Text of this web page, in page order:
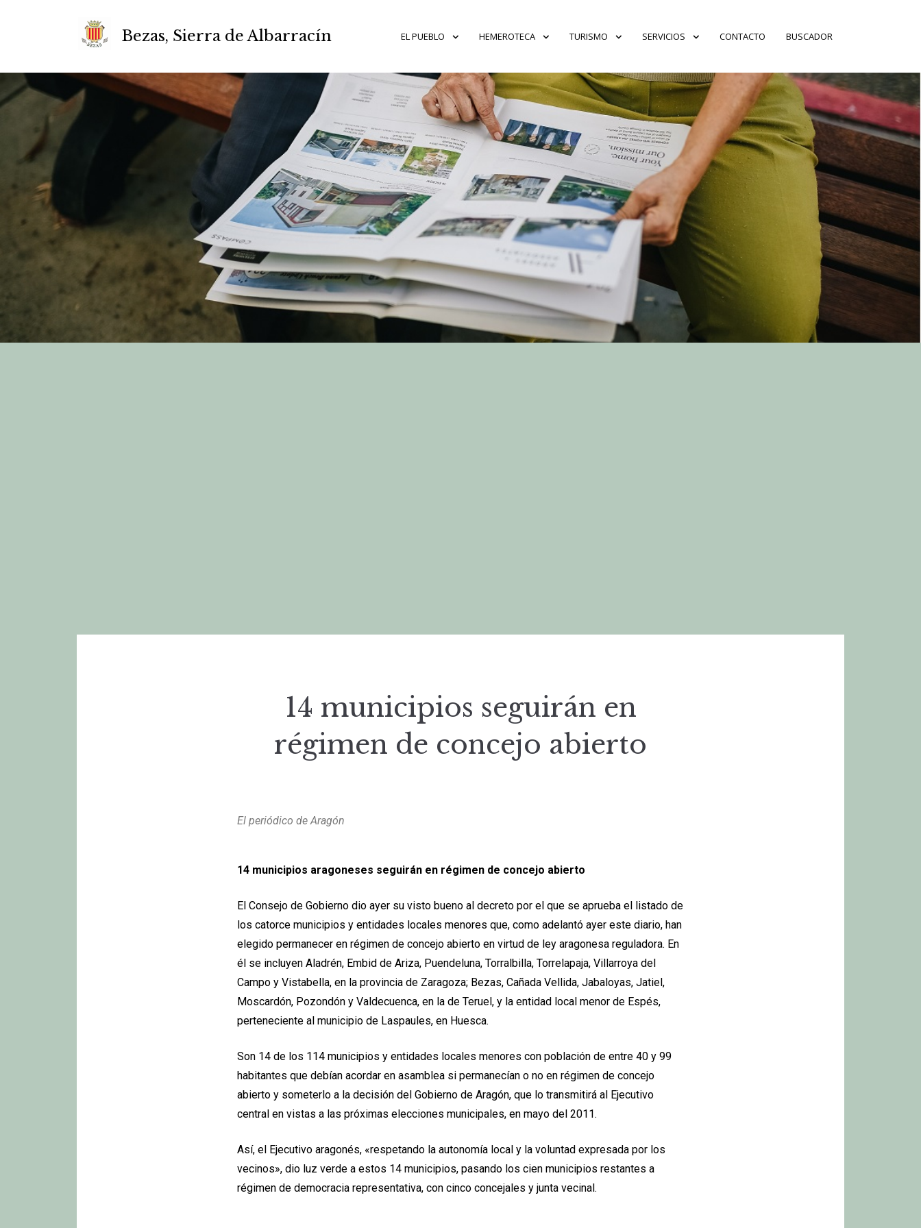
Bezas, Sierra de Albarracín EL PUEBLO HEMEROTECA TURISMO SERVICIOS CONTACTO BUSCADOR
14 municipios seguirán en
régimen de concejo abierto
El periódico de Aragón
14 municipios aragoneses seguirán en régimen de concejo abierto
El Consejo de Gobierno dio ayer su visto bueno al decreto por el que se aprueba el listado de
los catorce municipios y entidades locales menores que, como adelantó ayer este diario, han
elegido permanecer en régimen de concejo abierto en virtud de ley aragonesa reguladora. En
él se incluyen Aladrén, Embid de Ariza, Puendeluna, Torralbilla, Torrelapaja, Villarroya del
Campo y Vistabella, en la provincia de Zaragoza; Bezas, Cañada Vellida, Jabaloyas, Jatiel,
Moscardón, Pozondón y Valdecuenca, en la de Teruel, y la entidad local menor de Espés,
perteneciente al municipio de Laspaules, en Huesca.
Son 14 de los 114 municipios y entidades locales menores con población de entre 40 y 99
habitantes que debían acordar en asamblea si permanecían o no en régimen de concejo
abierto y someterlo a la decisión del Gobierno de Aragón, que lo transmitirá al Ejecutivo
central en vistas a las próximas elecciones municipales, en mayo del 2011.
Así, el Ejecutivo aragonés, «respetando la autonomía local y la voluntad expresada por los
vecinos», dio luz verde a estos 14 municipios, pasando los cien municipios restantes a
régimen de democracia representativa, con cinco concejales y junta vecinal.